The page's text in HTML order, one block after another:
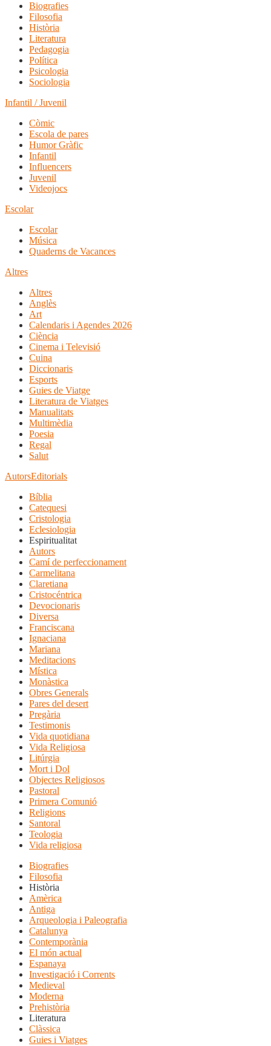
Biografies
Filosofia
Història
Literatura
Pedagogia
Política
Psicologia
Sociologia
Infantil / Juvenil
Còmic
Escola de pares
Humor Gràfic
Infantil
Influencers
Juvenil
Videojocs
Escolar
Escolar
Música
Quaderns de Vacances
Altres
Altres
Anglès
Art
Calendaris i Agendes 2026
Ciència
Cinema i Televisió
Cuina
Diccionaris
Esports
Guies de Viatge
Literatura de Viatges
Manualitats
Multimèdia
Poesia
Regal
Salut
AutorsEditorials
Bíblia
Catequesi
Cristologia
Eclesiologia
Espiritualitat
Autors
Camí de perfeccionament
Carmelitana
Claretiana
Cristocéntrica
Devocionaris
Diversa
Franciscana
Ignaciana
Mariana
Meditacions
Mística
Monàstica
Obres Generals
Pares del desert
Pregària
Testimonis
Vida quotidiana
Vida Religiosa
Litúrgia
Mort i Dol
Objectes Religiosos
Pastoral
Primera Comunió
Religions
Santoral
Teologia
Vida religiosa
Biografies
Filosofia
Història
Amèrica
Antiga
Arqueologia i Paleografia
Catalunya
Contemporània
El món actual
Espanaya
Investigació i Corrents
Medieval
Moderna
Prehistòria
Literatura
Clàssica
Guies i Viatges